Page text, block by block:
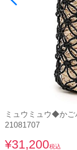
ミュウミュウ◆かご
21081707
¥31,200税込